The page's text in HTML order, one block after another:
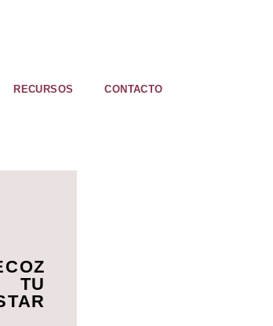
RECURSOS CONTACTO
TU